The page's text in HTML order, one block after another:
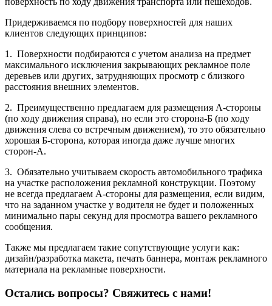
Придерживаемся по подбору поверхностей для наших
клиентов следующих принципов:
1. Поверхности подбираются с учетом анализа на предмет
максимального исключения закрывающих рекламное поле
деревьев или других, затрудняющих просмотр с близкого
расстояния внешних элементов.
2. Преимущественно предлагаем для размещения А-стороны
(по ходу движения справа), но если это сторона-Б (по ходу
движения слева со встречным движением), то это обязательно
хорошая Б-сторона, которая иногда даже лучше многих
сторон-А.
3. Обязательно учитываем скорость автомобильного трафика
на участке расположения рекламной конструкции. Поэтому
не всегда предлагаем А-стороны для размещения, если видим,
что на заданном участке у водителя не будет и положенных
минимально пары секунд для просмотра вашего рекламного
сообщения.
Также мы предлагаем такие сопутствующие услуги как:
дизайн/разработка макета, печать баннера, монтаж рекламного
материала на рекламные поверхности.
Остались вопросы? Свяжитесь с нами!